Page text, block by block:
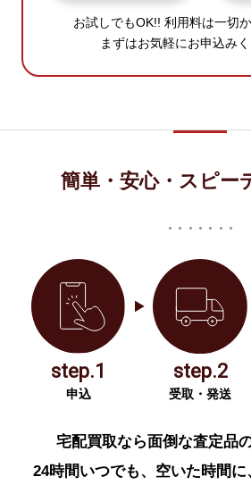
お試しでもOK!! 利用料は一切か
まずはお気軽にお申込みく
簡単・安心・スピー
step.1
申込
step.2
受取・発送
宅配買取なら面倒な査定品
24時間いつでも、空いた時間に